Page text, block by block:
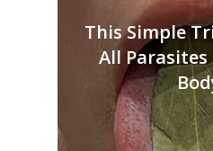
This Simple
All